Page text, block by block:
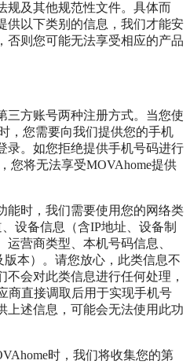
规及其他规范性文件。具体而
供以下类别的信息，我们才能安
否则您可能无法享受相应的产品
三方账号两种注册方式。当您使
，您需要向我们提供您的手机
录。如您拒绝提供手机号码进行
您将无法享受MOVAhome提供
能时，我们需要使用您的网络类
设备信息（含IP地址、设备制
营商类型、本机号码信息、
本）。请您放心，此类信息不
会对此类信息进行任何处理，
商直接调取后用于实现手机号
上述信息，可能会无法使用此功
时，我们将收集您的第